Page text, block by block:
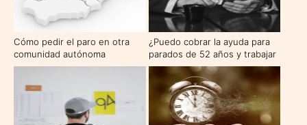
Cómo pedir el paro en otra
comunidad autónoma
¿Puedo cobrar la ayuda para
parados de 52 años y trabajar
al mismo tiempo?